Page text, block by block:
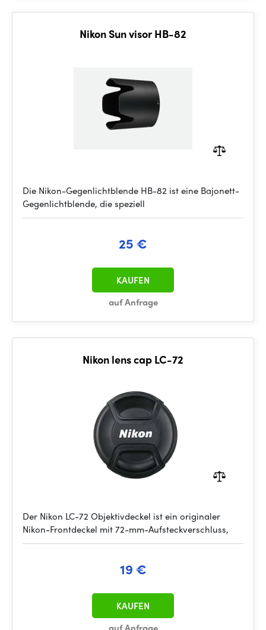
Nikon Sun visor HB-82
Die Nikon-Gegenlichtblende HB-82 ist eine Bajonett-
Gegenlichtblende, die speziell
25 €
auf Anfrage
KAUFEN
Nikon lens cap LC-72
Der Nikon LC-72 Objektivdeckel ist ein originaler
Nikon-Frontdeckel mit 72-mm-Aufsteckverschluss,
19 €
KAUFEN